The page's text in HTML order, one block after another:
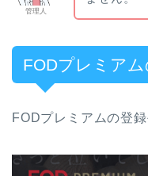
管理人
FODプレミア
FODプレミアムの登